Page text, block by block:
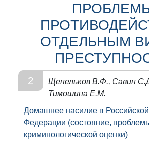
ОТДЕЛЬНЫМ
2
Щепельков В.Ф., Савин
Тимошина Е.М.
Домашнее насилие в Российской
Федерации (состояние,
криминологической оценки)